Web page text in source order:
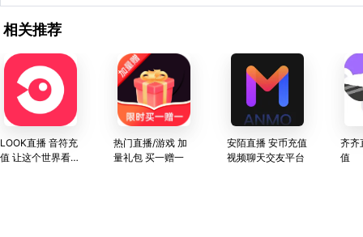
相关推荐
LOOK直播 音符充
值 让这个世界看见
热门直播/游戏 加
量礼包 买一赠一
安陌直播 安币充值
视频聊天交友平台
齐齐
值